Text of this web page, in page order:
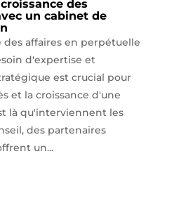
des
un cabinet de
des affaires en perpétuelle
d'expertise et
est crucial pour
et la croissance d'une
là qu'interviennent les
des partenaires
un...